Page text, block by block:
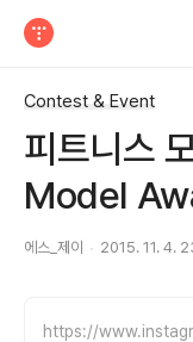
Contest & Event
피트니스
Model
에스_제이 2015. 11. 4.
https://